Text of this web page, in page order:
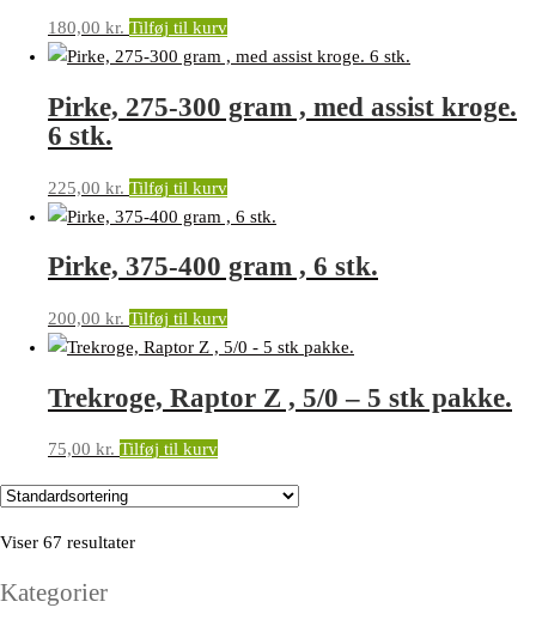
180,00 kr. Tilføj til kurv
Pirke, 275-300 gram , med assist kroge.
6 stk.
225,00 kr. Tilføj til kurv
Pirke, 375-400 gram , 6 stk.
200,00 kr. Tilføj til kurv
Trekroge, Raptor Z , 5/0 – 5 stk pakke.
75,00 kr. Tilføj til kurv
Viser 67 resultater
Kategorier